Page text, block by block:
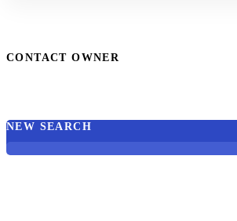
CONTACT OWNER
NEW SEARCH